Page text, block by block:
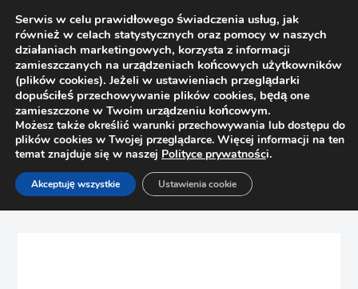
Strona główna Sklep
Zawiasy
10x BLUM zestaw TIP-ON długi szary 956A1006 odbojnik+
Serwis w celu prawidłowego świadczenia usług, jak
również w celach statystycznych oraz pomocy w naszych
działaniach marketingowych, korzysta z informacji
zamieszczanych na urządzeniach końcowych użytkowników
(plików cookies). Jeżeli w ustawieniach przeglądarki
dopuściłeś przechowywanie plików cookies, będą one
zamieszczone w Twoim urządzeniu końcowym.
Możesz także określić warunki przechowywania lub dostępu do
plików cookies w Twojej przeglądarce. Więcej informacji na ten
temat znajduje się w naszej Polityce prywatności.
Akceptuję wszystkie Ustawienia cookie